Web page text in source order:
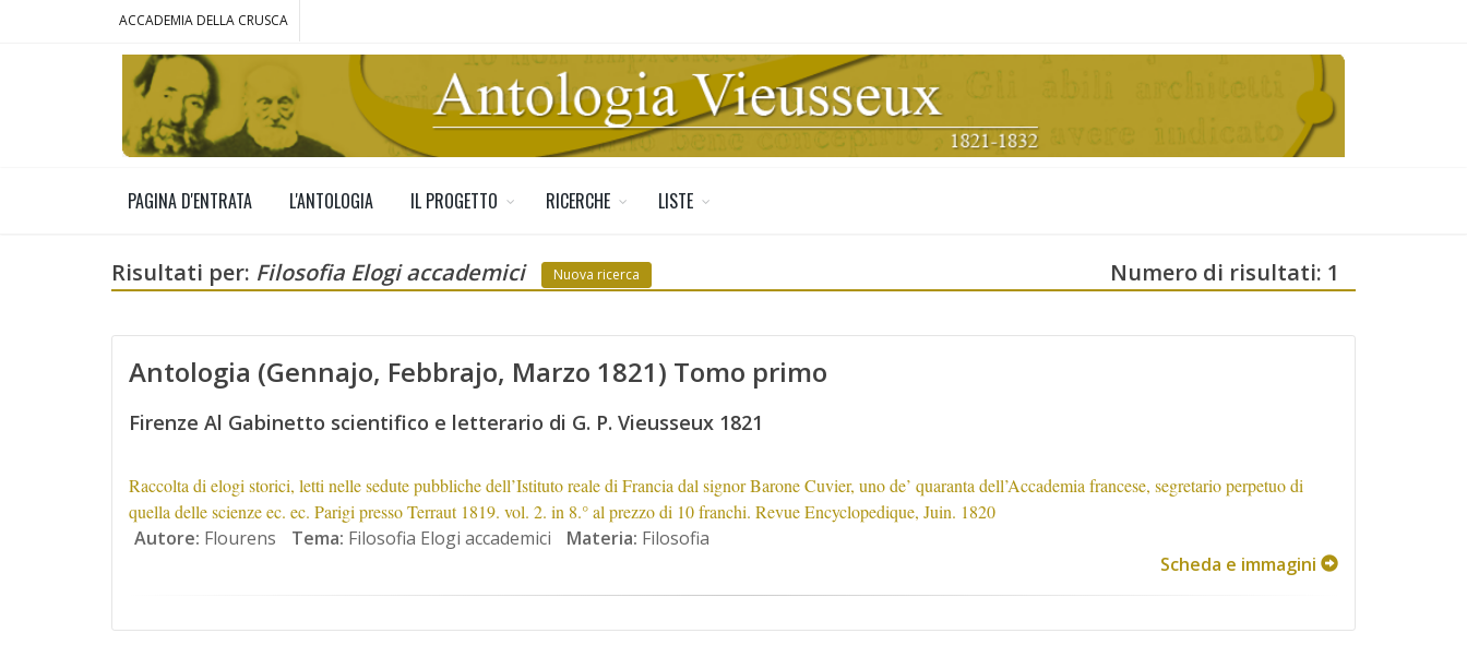
ACCADEMIA DELLA CRUSCA
PAGINA D'ENTRATA L'ANTOLOGIA IL PROGETTO RICERCHE LISTE
Risultati per: Filosofia Elogi accademici Nuova ricerca Numero di risultati: 1
Antologia (Gennajo, Febbrajo, Marzo 1821) Tomo primo
Firenze Al Gabinetto scientifico e letterario di G. P. Vieusseux 1821
Raccolta di elogi storici, letti nelle sedute pubbliche dell’Istituto reale di Francia dal signor Barone Cuvier, uno de’ quaranta dell’Accademia francese, segretario perpetuo di
quella delle scienze ec. ec. Parigi presso Terraut 1819. vol. 2. in 8.° al prezzo di 10 franchi. Revue Encyclopedique, Juin. 1820
Autore: Flourens Tema: Filosofia Elogi accademici Materia: Filosofia
Scheda e immagini